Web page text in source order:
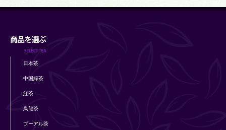
日本茶
中国緑茶
紅茶
烏龍茶
プーアル茶